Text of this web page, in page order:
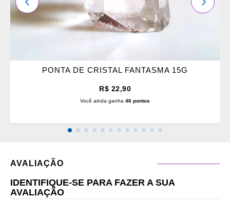
PONTA DE CRISTAL FANTASMA 15G
R$ 22,90
Você ainda ganha 46 pontos
AVALIAÇÃO
IDENTIFIQUE-SE PARA FAZER A SUA
AVALIAÇÃO